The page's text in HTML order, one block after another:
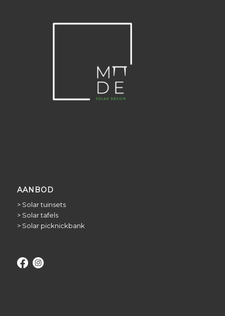
AANBOD
> Solar tuinsets
> Solar tafels
> Solar picknickbank